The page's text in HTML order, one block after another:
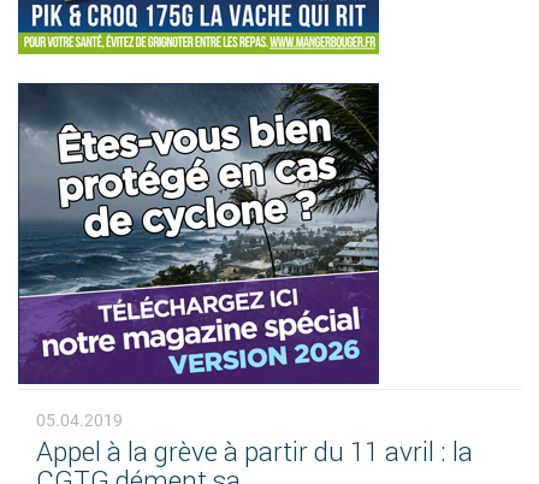
05.04.2019
Appel à la grève à partir du 11 avril : la